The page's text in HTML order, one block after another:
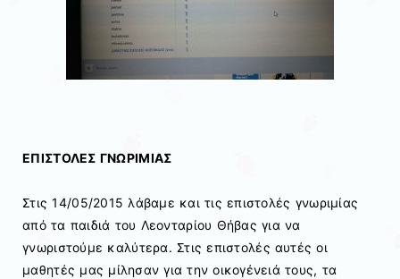
ΕΠΙΣΤΟΛΕΣ ΓΝΩΡΙΜΙΑΣ
Στις 14/05/2015 λάβαμε και τις επιστολές γνωριμίας
από τα παιδιά του Λεονταρίου Θήβας για να
γνωριστούμε καλύτερα. Στις επιστολές αυτές οι
μαθητές μας μίλησαν για την οικογένειά τους, τα